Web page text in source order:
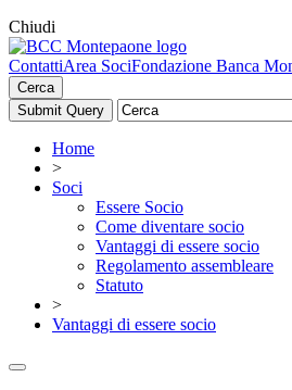
Chiudi
ContattiArea SociFondazione Banca
Cerca
Home
>
Soci
Essere Socio
Come diventare socio
Vantaggi di essere socio
Regolamento assembleare
Statuto
>
Vantaggi di essere socio